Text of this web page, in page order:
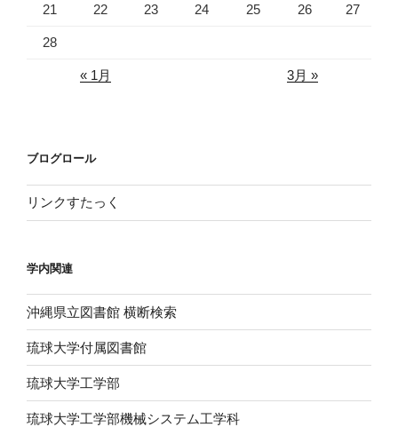
21 22 23 24 25 26 27
28
« 1月 3月 »
ブログロール
リンクすたっく
学内関連
沖縄県立図書館 横断検索
琉球大学付属図書館
琉球大学工学部
琉球大学工学部機械システム工学科